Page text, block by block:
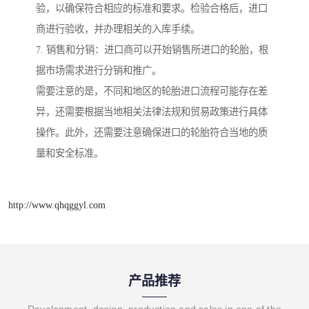
验，以确保符合相应的标准和要求。检验合格后，进口
商进行验收，并办理相关的入库手续。
7. 销售和分销：进口商可以开始销售所进口的轮胎，根
据市场需求进行分销和推广。
需要注意的是，不同和地区的轮胎进口流程可能存在差
异，还需要根据当地相关法律法规和贸易政策进行具体
操作。此外，还需要注意确保进口的轮胎符合当地的质
量和安全标准。
http://www.qhqggyl.com
产品推荐